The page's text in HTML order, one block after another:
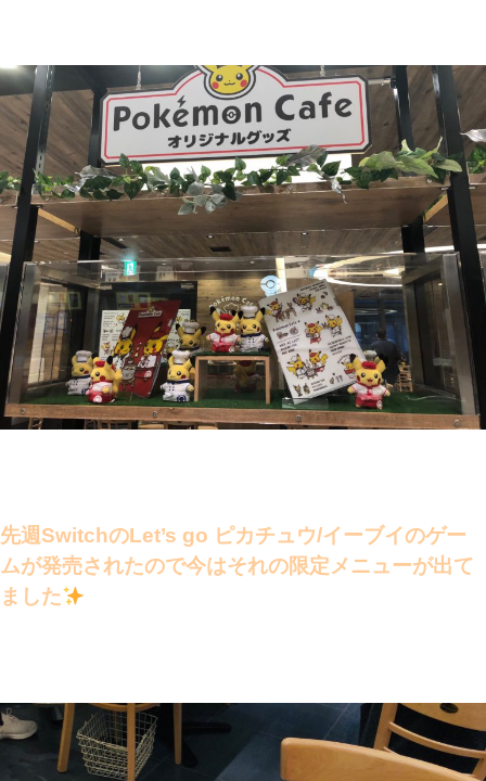
先週SwitchのLet’s go ピカチュウ/イーブイのゲー
ムが発売されたので今はそれの限定メニューが出て
ました